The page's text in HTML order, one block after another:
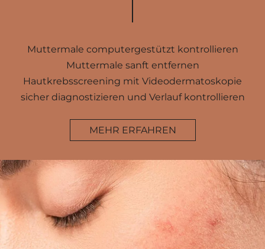
Muttermale computergestützt kontrollieren
Muttermale sanft entfernen
Hautkrebsscreening mit Videodermatoskopie
sicher diagnostizieren und Verlauf kontrollieren
MEHR ERFAHREN